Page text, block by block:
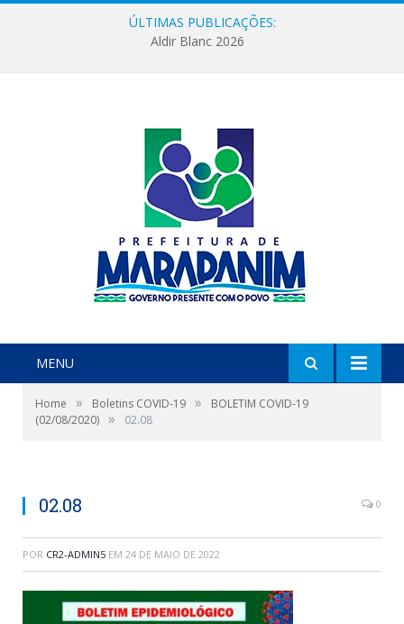
ÚLTIMAS PUBLICAÇÕES:
Aldir Blanc 2026
MENU
Home » Boletins COVID-19 »
BOLETIM COVID-19
(02/08/2020) » 02.08
02.08 0
POR CR2-ADMIN5 EM 24 DE MAIO DE 2022